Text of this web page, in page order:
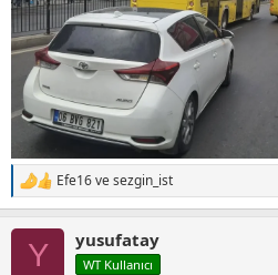
T
e
Efe16vesezgin_ist
Y yusufatay
WT Kullanıcı